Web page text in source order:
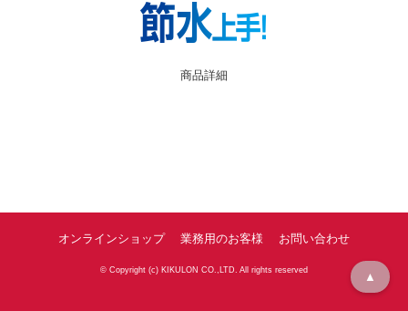
商品詳細
オンラインショップ 業務用のお客様 お問い合わせ
© Copyright (c) KIKULON CO.,LTD. All rights reserved ▲